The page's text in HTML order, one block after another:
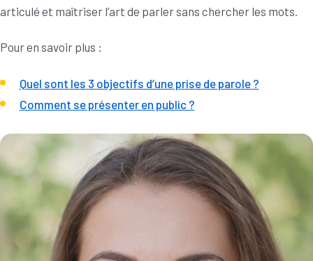
articulé et maîtriser l’art de parler sans chercher les mots.
Pour en savoir plus :
Quel sont les 3 objectifs d’une prise de parole ?
Comment se présenter en public ?